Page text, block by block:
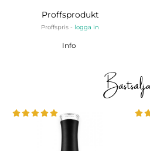
Proffsprodukt
Proffspris - logga in
Info